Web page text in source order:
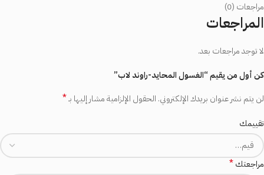
مراجعات (0)
المراجعات
لا توجد مراجعات بعد.
كن أول من يقيم “الغسول المحايد-راوند لاب”
لن يتم نشر عنوان بريدك الإلكتروني. الحقول الإلزامية مشار إليها بـ*
تقييمك
مراجعتك*